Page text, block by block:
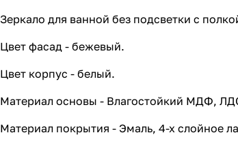
Зеркало для ванной без подсветки с
Цвет фасад - бежевый.
Цвет корпус - белый.
Материал основы - Влагостойкий МДФ,
Материал покрытия - Эмаль, 4-х слойное